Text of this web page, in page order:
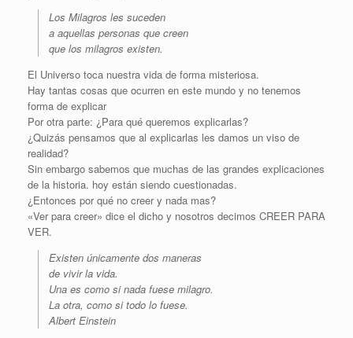
Los Milagros les suceden
a aquellas personas que creen
que los milagros existen.
El Universo toca nuestra vida de forma misteriosa.
Hay tantas cosas que ocurren en este mundo y no tenemos
forma de explicar
Por otra parte: ¿Para qué queremos explicarlas?
¿Quizás pensamos que al explicarlas les damos un viso de
realidad?
Sin embargo sabemos que muchas de las grandes explicaciones
de la historia. hoy están siendo cuestionadas.
¿Entonces por qué no creer y nada mas?
«Ver para creer» dice el dicho y nosotros decimos CREER PARA
VER.
Existen únicamente dos maneras
de vivir la vida.
Una es como si nada fuese milagro.
La otra, como si todo lo fuese.
Albert Einstein